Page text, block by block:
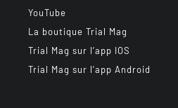
YouTube
La boutique Trial Mag
Trial Mag sur l’app IOS
Trial Mag sur l’app Android